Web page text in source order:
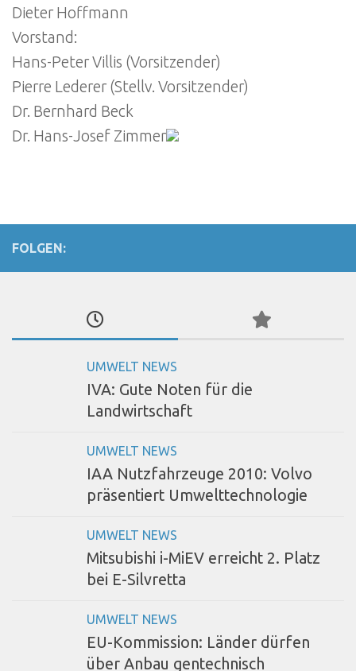
Dieter Hoffmann
Vorstand:
Hans-Peter Villis (Vorsitzender)
Pierre Lederer (Stellv. Vorsitzender)
Dr. Bernhard Beck
Dr. Hans-Josef Zimmer
FOLGEN:
UMWELT NEWS
IVA: Gute Noten für die
Landwirtschaft
UMWELT NEWS
IAA Nutzfahrzeuge 2010: Volvo
präsentiert Umwelttechnologie
UMWELT NEWS
Mitsubishi i-MiEV erreicht 2. Platz
bei E-Silvretta
UMWELT NEWS
EU-Kommission: Länder dürfen
über Anbau gentechnisch